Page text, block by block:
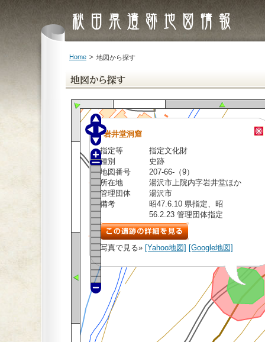
Home 地図から探す
岩井堂洞窟
指定等
指定文化財
種別
史跡
地図番号
207-66-（9）
所在地
湯沢市上院内字岩井堂ほか
管理団体
湯沢市
備考
昭47.6.10 県指定、昭
56.2.23 管理団体指定
写真で見る» [Yahoo地図] [Google地図]